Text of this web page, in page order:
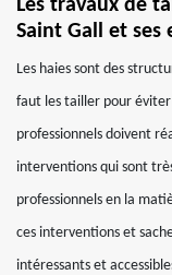
Les travaux de
Saint Gall et ses
Les haies sont des
faut les tailler pour
professionnels doivent
interventions qui sont
professionnels en la
ces interventions et
intéressants et